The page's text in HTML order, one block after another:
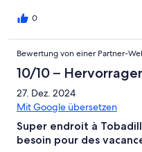
0
Bewertung von einer Partner-
10/10 –
27. Dez. 2024
Mit Google übersetzen
Super endroit à
besoin pour des